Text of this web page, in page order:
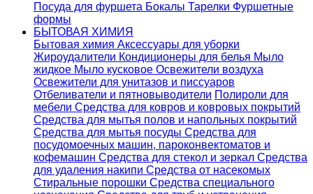
Посуда для фуршета Бокалы Тарелки Фуршетные
формы
БЫТОВАЯ ХИМИЯ
Бытовая химия Аксессуары для уборки
Жироудалители Кондиционеры для белья Мыло
жидкое Мыло кусковое Освежители воздуха
Освежители для унитазов и писсуаров
Отбеливатели и пятновыводители Полироли для
мебели Средства для ковров и ковровых покрытий
Средства для мытья полов и напольных покрытий
Средства для мытья посуды Средства для
посудомоечных машин, пароконвектоматов и
кофемашин Средства для стекол и зеркал Средства
для удаления накипи Средства от насекомых
Стиральные порошки Cредства специального